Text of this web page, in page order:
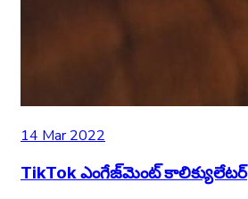
14 Mar 2022
TikTok ఎంగేజ్‌మెంట్ కాలిక్యులేటర్